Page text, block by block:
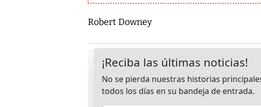
Robert Downey